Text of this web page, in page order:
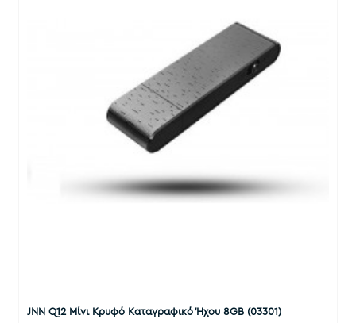
JNN Q12 Μίνι Κρυφό Καταγραφικό Ήχου 8GB (03301)